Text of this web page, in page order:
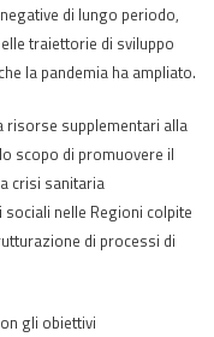
di lungo periodo,
traiettorie di sviluppo
la pandemia ha ampliato.
risorse supplementari alla
scopo di promuovere il
crisi sanitaria
sociali nelle Regioni colpite
di processi di
gli obiettivi